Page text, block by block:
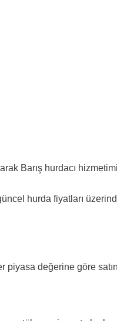
Barış hurdacı
hurda fiyatları
değerine göre satın